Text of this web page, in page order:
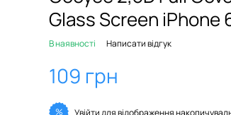
Glass Screen iPhone
В наявності Написати відгук
109 грн
% Увійтидля відображення